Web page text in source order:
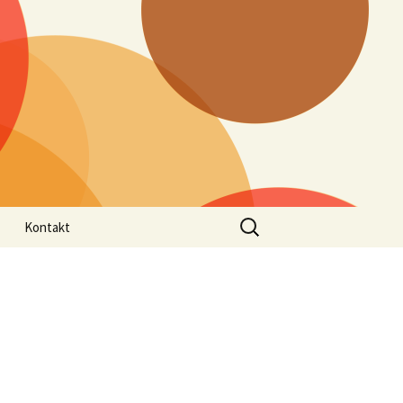
Kontakt
Suchen
nach: